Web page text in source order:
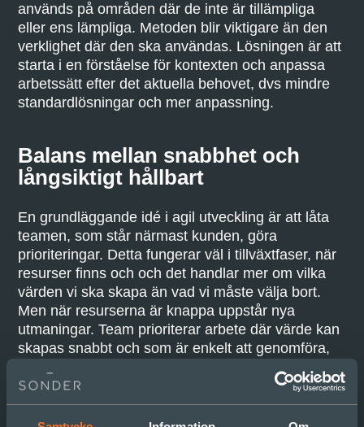
används på områden där de inte är tillämpliga
eller ens lämpliga. Metoden blir viktigare än den
verklighet där den ska användas. Lösningen är att
starta i en förståelse för kontexten och anpassa
arbetssätt efter det aktuella behovet, dvs mindre
standardlösningar och mer anpassning.
Balans mellan snabbhet och
långsiktigt hållbart
En grundläggande idé i agil utveckling är att låta
teamen, som står närmast kunden, göra
prioriteringar. Detta fungerar väl i tillväxtfaser, när
resurser finns och och det handlar mer om vilka
värden vi ska skapa än vad vi måste välja bort.
Men när resurserna är knappa uppstår nya
utmaningar. Team prioriterar arbete där värde kan
skapas snabbt och som är enkelt att genomföra,
snarare än det som kräver samarbete över
teamgränser eller löser komplexa problem. Det
kan leda till en uppbyggnad av tekniska och
organisatoriska hinder, som kan bli svår att